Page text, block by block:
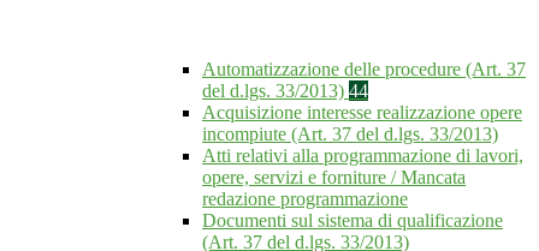
Automatizzazione delle procedure (Art. 37
del d.lgs. 33/2013) 44
Acquisizione interesse realizzazione opere
incompiute (Art. 37 del d.lgs. 33/2013)
Atti relativi alla programmazione di lavori,
opere, servizi e forniture / Mancata
redazione programmazione
Documenti sul sistema di qualificazione
(Art. 37 del d.lgs. 33/2013)